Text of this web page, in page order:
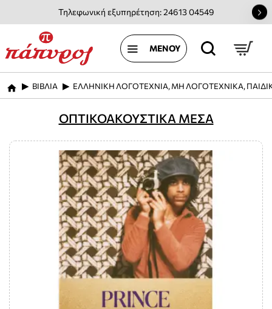
Τηλεφωνική εξυπηρέτηση: 24613 04549
home
ΒΙΒΛΙΑ ΕΛΛΗΝΙΚΗ ΛΟΓΟΤΕΧΝΙΑ, ΜΗ ΛΟΓΟΤΕΧΝΙΚΑ,
ΟΠΤΙΚΟΑΚΟΥΣΤΙΚΑ ΜΕΣΑ